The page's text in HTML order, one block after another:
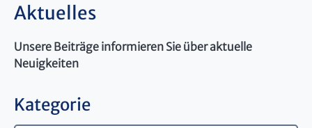
Aktuelles
Unsere Beiträge informieren Sie über aktuelle
Neuigkeiten
Kategorie